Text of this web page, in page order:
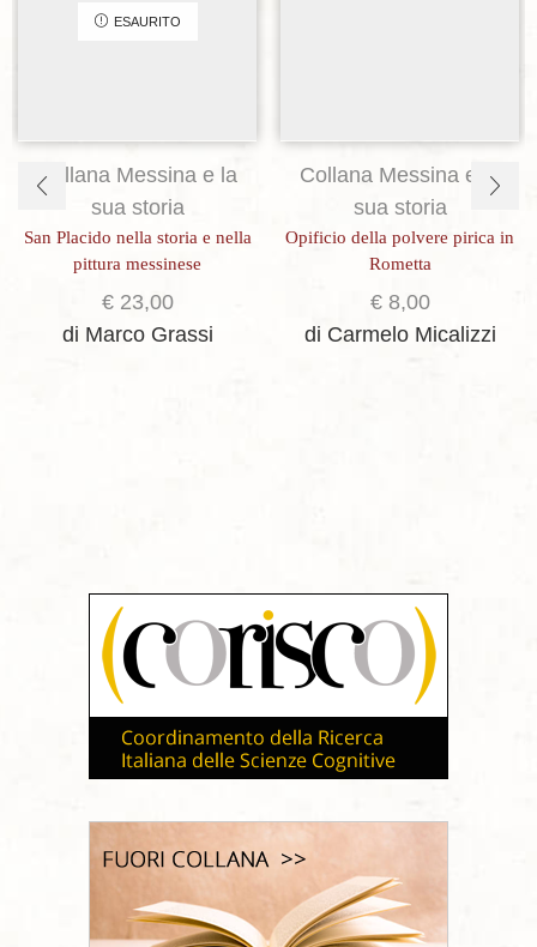
ESAURITO
Collana Messina e la
sua storia
San Placido nella storia e nella
pittura messinese
€23,00
di Marco Grassi
Collana Messina e la
sua storia
Opificio della polvere pirica in
Rometta
€8,00
di Carmelo Micalizzi